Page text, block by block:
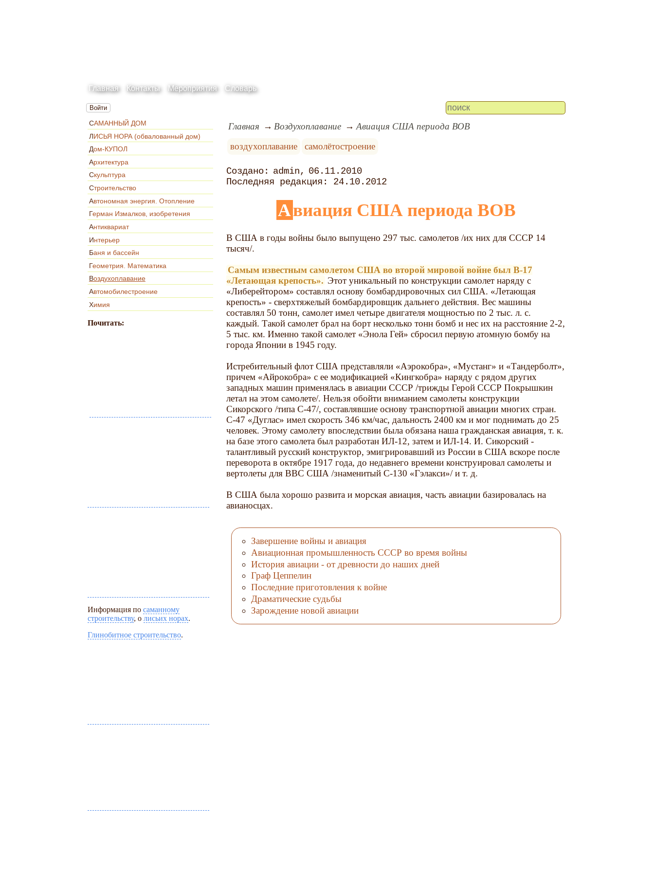
Главная Контакты Мероприятия Словарь
Войти
САМАННЫЙ ДОМ
ЛИСЬЯ НОРА (обвалованный дом)
Дом-КУПОЛ
Архитектура
Скульптура
Строительство
Автономная энергия. Отопление
Герман Измалков, изобретения
Антиквариат
Интерьер
Баня и бассейн
Геометрия. Математика
Воздухоплавание
Автомобилестроение
Химия
Почитать:
Информация по саманному
строительству, о лисьих норах.
Глинобитное строительство.
Главная Воздухоплавание
Авиация США периода ВОВ
воздухоплавание
самолётостроение
admin
06.11.2010
24.10.2012
Авиация США периода ВОВ
В США в годы войны было выпущено 297 тыс. самолетов /их них для СССР 14
тысяч/.
Самым известным самолетом США во второй мировой войне был В-17
«Летающая крепость». Этот уникальный по конструкции самолет наряду с
«Либерейтором» составлял основу бомбардировочных сил США. «Летающая
крепость» - сверхтяжелый бомбардировщик дальнего действия. Вес машины
составлял 50 тонн, самолет имел четыре двигателя мощностью по 2 тыс. л. с.
каждый. Такой самолет брал на борт несколько тонн бомб и нес их на расстояние 2-2,
5 тыс. км. Именно такой самолет «Энола Гей» сбросил первую атомную бомбу на
города Японии в 1945 году.
Истребительный флот США представляли «Аэрокобра», «Мустанг» и «Тандерболт»,
причем «Айрокобра» с ее модификацией «Кингкобра» наряду с рядом других
западных машин применялась в авиации СССР /трижды Герой СССР Покрышкин
летал на этом самолете/. Нельзя обойти вниманием самолеты конструкции
Сикорского /типа С-47/, составлявшие основу транспортной авиации многих стран.
С-47 «Дуглас» имел скорость 346 км/час, дальность 2400 км и мог поднимать до 25
человек. Этому самолету впоследствии была обязана наша гражданская авиация, т. к.
на базе этого самолета был разработан ИЛ-12, затем и ИЛ-14. И. Сикорский -
талантливый русский конструктор, эмигрировавший из России в США вскоре после
переворота в октябре 1917 года, до недавнего времени конструировал самолеты и
вертолеты для ВВС США /знаменитый С-130 «Гэлакси»/ и т. д.
В США была хорошо развита и морская авиация, часть авиации базировалась на
авианосцах.
Завершение войны и авиация
Авиационная промышленность СССР во время войны
История авиации - от древности до наших дней
Граф Цеппелин
Последние приготовления к войне
Драматические судьбы
Зарождение новой авиации